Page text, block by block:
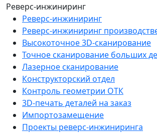
Реверс-инжиниринг
Реверс-инжиниринг
Реверс-инжиниринг
Высокоточное 3D-сканирование
Точное сканирование больших
Лазерное сканирование
Конструкторский отдел
Контроль геометрии ОТК
3D-печать деталей на заказ
Импортозамещение
Проекты реверс-инжиниринга